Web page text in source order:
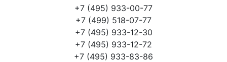
+7 (495) 933-00-77
+7 (499) 518-07-77
+7 (495) 933-12-30
+7 (495) 933-12-72
+7 (495) 933-83-86